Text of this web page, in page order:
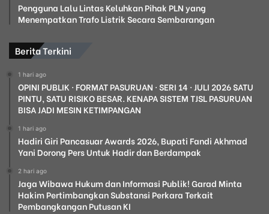
Pengguna Lalu Lintas Keluhkan Pihak PLN yang
Menempatkan Trafo Listrik Secara Sembarangan
Berita Terkini
1 hari ago
OPINI PUBLIK · FORMAT PASURUAN · SERI 14 · JULI 2026 SATU
PINTU, SATU RISIKO BESAR. KENAPA SISTEM TJSL PASURUAN
BISA JADI MESIN KETIMPANGAN
1 hari ago
Hadiri Giri Pancasuar Awards 2026, Bupati Fandi Akhmad
Yani Dorong Pers Untuk Hadir dan Berdampak
2 hari ago
Jaga Wibawa Hukum dan Informasi Publik! Garad Minta
Hakim Pertimbangkan Substansi Perkara Terkait
Pembangkangan Putusan KI